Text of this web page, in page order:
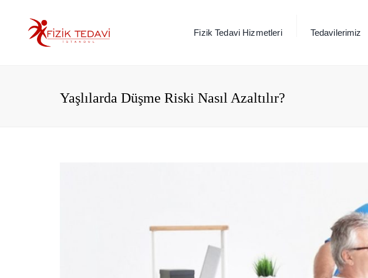
Fizik Tedavi Hizmetleri Tedavilerimiz
Yaşlılarda Düşme Riski Nasıl Azaltılır?